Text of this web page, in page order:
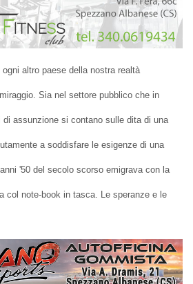
altro paese della nostra realtà
Sia nel settore pubblico che in
assunzione si contano sulle dita di una
a soddisfare le esigenze di una
'50 del secolo scorso emigrava con la
col note-book in tasca. Le speranze e le